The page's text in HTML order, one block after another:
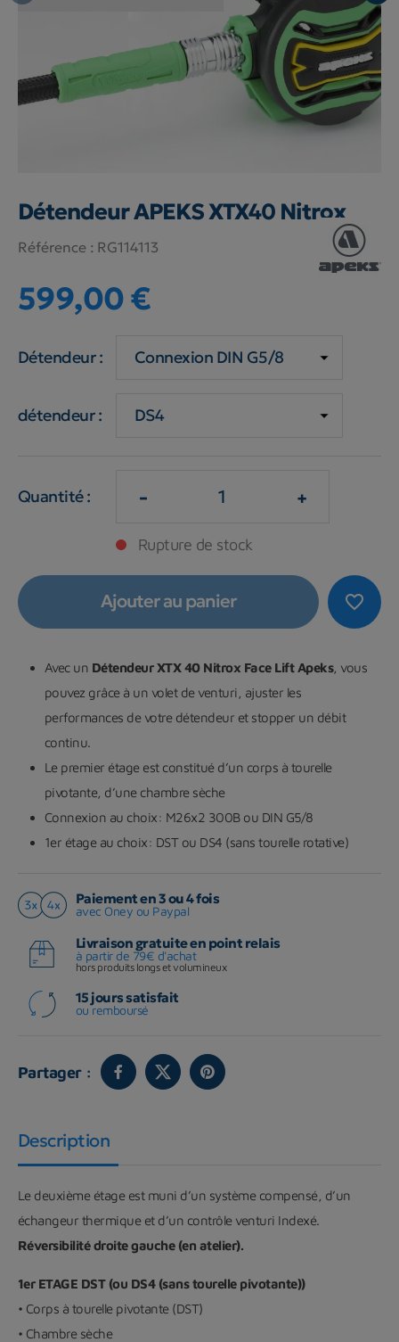
Détendeur APEKS XTX40 Nitrox
Référence : RG114113
599,00 €
Détendeur :
détendeur :
Quantité : - +
Rupture de stock
favorite_border
Ajouter au panier
Avec un Détendeur XTX 40 Nitrox Face Lift Apeks, vous
pouvez grâce à un volet de venturi, ajuster les
performances de votre détendeur et stopper un débit
continu.
Le premier étage est constitué d’un corps à tourelle
pivotante, d’une chambre sèche
Connexion au choix: M26x2 300B ou DIN G5/8
1er étage au choix: DST ou DS4 (sans tourelle rotative)
Paiement en 3 ou 4 fois
avec Oney ou Paypal
Livraison gratuite en point relais
à partir de 79€ d'achat
hors produits longs et volumineux
15 jours satisfait
ou remboursé
Partager :
Description
Le deuxième étage est muni d’un système compensé, d’un
échangeur thermique et d’un contrôle venturi Indexé.
Réversibilité droite gauche (en atelier).
1er ETAGE DST (ou DS4 (sans tourelle pivotante))
• Corps à tourelle pivotante (DST)
• Chambre sèche